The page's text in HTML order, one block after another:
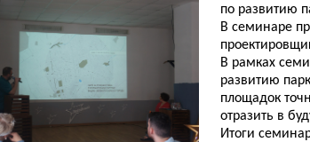
по развитию
В семинаре
В рамках
развитию
площадок
отразить в
Итоги